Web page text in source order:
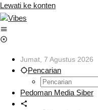
Lewati ke konten
Jumat, 7 Agustus 2026
Pencarian
Pedoman Media Siber